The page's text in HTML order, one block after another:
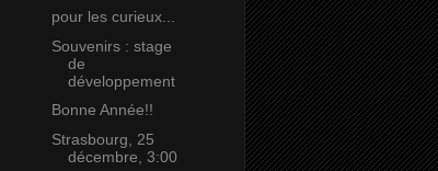
pour les curieux...
Souvenirs : stage
de
développement
Bonne Année!!
Strasbourg, 25
décembre, 3:00